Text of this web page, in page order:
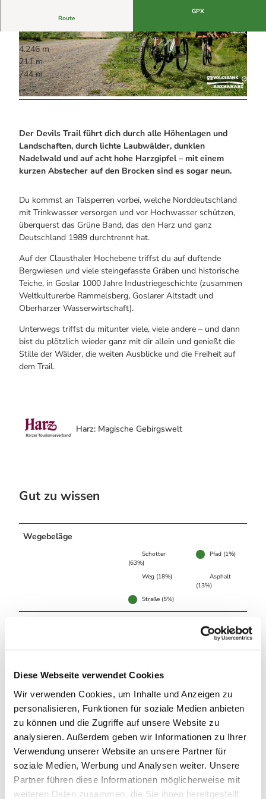
Diese Webseite verwendet Cookies
Wir verwenden Cookies, um Inhalte und Anzeigen zu
personalisieren, Funktionen für soziale Medien anbieten
zu können und die Zugriffe auf unsere Website zu
analysieren. Außerdem geben wir Informationen zu Ihrer
Verwendung unserer Website an unsere Partner für
soziale Medien, Werbung und Analysen weiter. Unsere
Partner führen diese Informationen möglicherweise mit
weiteren Daten zusammen, die Sie ihnen bereitgestellt
Noch lange nicht Schicht im Schacht
Die Eisflüsterer: Harzer Falken
Wanderführer Jörg Kühnhold
Webcams
Kulinarik
Einkaufen
Webcams
© Christian Deike, Harz: Magische Gebirgswelt |CC-BY-ND
© Maurice Schwamberger, Harz: Magische Gebi
rgswelt
© Christian Deike, Harz: Magische Gebirgswelt
|CC-BY-ND
Route
GPX
18:00 h
184,25 km
4.246 m
4.251 m
211 m
955 m
744 m
Der Devils Trail führt dich durch alle Höhenlagen und
Landschaften, durch lichte Laubwälder, dunklen
Nadelwald und auf acht hohe Harzgipfel – mit einem
kurzen Abstecher auf den Brocken sind es sogar neun.
Du kommst an Talsperren vorbei, welche Norddeutschland
mit Trinkwasser versorgen und vor Hochwasser schützen,
überquerst das Grüne Band, das den Harz und ganz
Deutschland 1989 durchtrennt hat.
Auf der Clausthaler Hochebene triffst du auf duftende
Bergwiesen und viele steingefasste Gräben und historische
Teiche, in Goslar 1000 Jahre Industriegeschichte (zusammen
Weltkulturerbe Rammelsberg, Goslarer Altstadt und
Oberharzer Wasserwirtschaft).
Unterwegs triffst du mitunter viele, viele andere – und dann
bist du plötzlich wieder ganz mit dir allein und genießt die
Stille der Wälder, die weiten Ausblicke und die Freiheit auf
dem Trail.
Harz: Magische Gebirgswelt
Gut zu wissen
Wegebeläge
Schotter
(63%)
Pfad (1%)
Weg (18%)
Asphalt
(13%)
Straße (5%)
Jan Feb Mär Apr Mai
Aug Sep Okt Nov Dez
Weitere Infos / Links
Die Volksbank Arena Harz gibt es auch bei YouTube.
Trailer - Mountainbiking im Harz